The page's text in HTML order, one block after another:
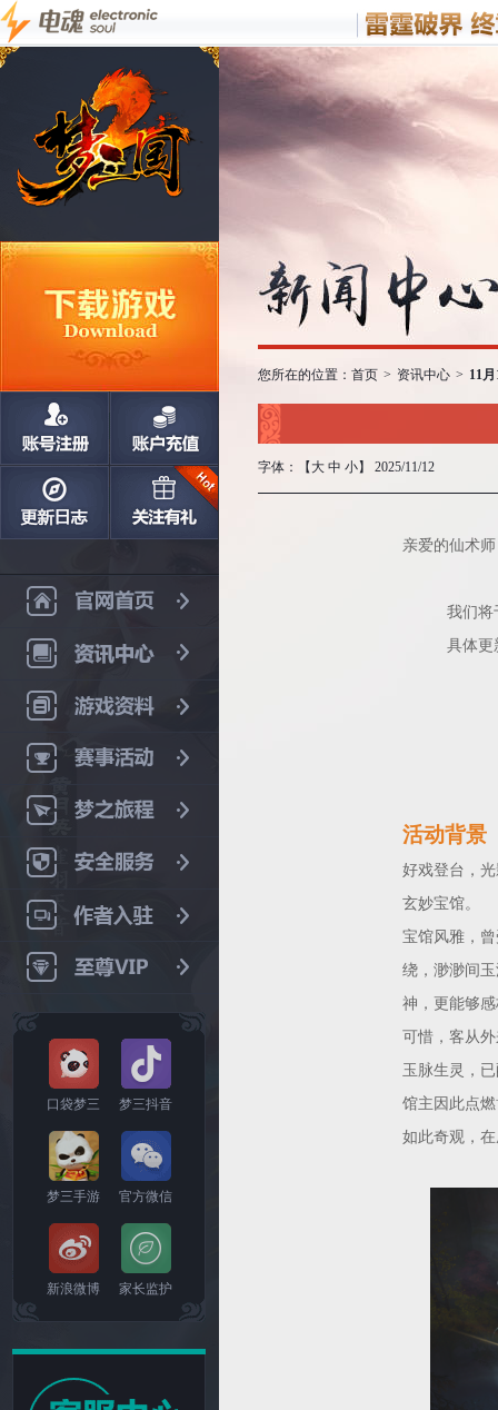
口袋梦三 梦三抖音
梦三手游 官方微信
新浪微博 家长监护
您所在的位置： 首页 > 资讯中心 > 11
字体：【 大 中 小】 2025/11/12
亲爱的仙术
我们将
具体更
活动背景
好戏登台，
玄妙宝馆。
宝馆风雅，
绕，渺渺间
神，更能够
可惜，客从
玉脉生灵，
馆主因此点
如此奇观，